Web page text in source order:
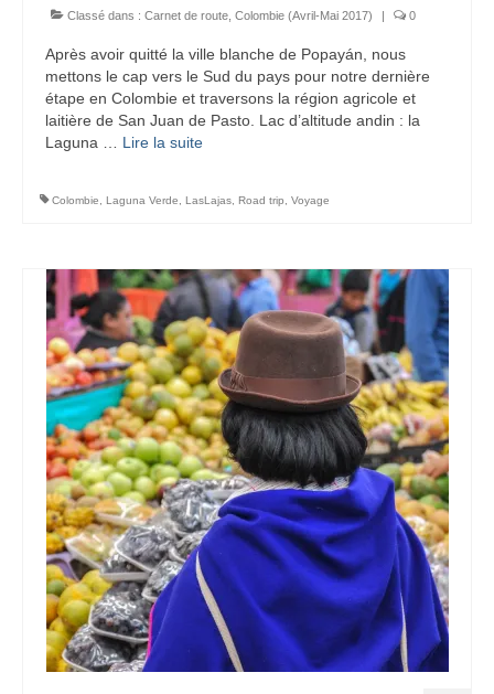
Classé dans : Carnet de route Colombie (Avril-Mai 2017) | 0
Après avoir quitté la ville blanche de Popayán, nous
mettons le cap vers le Sud du pays pour notre dernière
étape en Colombie et traversons la région agricole et
laitière de San Juan de Pasto. Lac d’altitude andin : la
Laguna … Lire la suite­­
Colombie Laguna Verde LasLajas Road trip Voyage